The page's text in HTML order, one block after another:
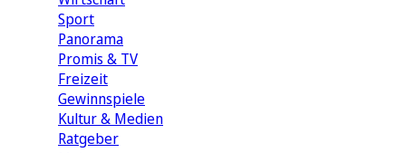
Sport
Panorama
Promis & TV
Freizeit
Gewinnspiele
Kultur & Medien
Ratgeber